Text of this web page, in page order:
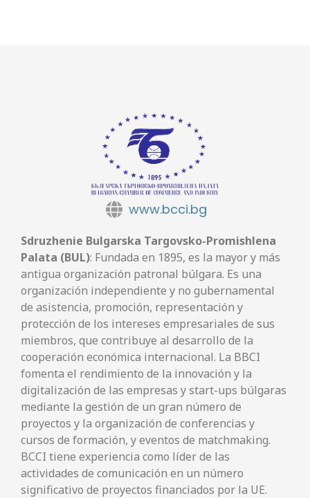
www.bcci.bg
Sdruzhenie Bulgarska Targovsko-Promishlena
Palata (BUL): Fundada en 1895, es la mayor y más
antigua organización patronal búlgara. Es una
organización independiente y no gubernamental
de asistencia, promoción, representación y
protección de los intereses empresariales de sus
miembros, que contribuye al desarrollo de la
cooperación económica internacional. La BBCI
fomenta el rendimiento de la innovación y la
digitalización de las empresas y start-ups búlgaras
mediante la gestión de un gran número de
proyectos y la organización de conferencias y
cursos de formación, y eventos de matchmaking.
BCCI tiene experiencia como líder de las
actividades de comunicación en un número
significativo de proyectos financiados por la UE.